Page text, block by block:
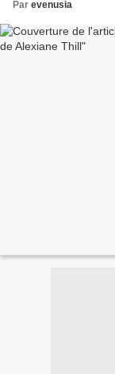
Par evenusia